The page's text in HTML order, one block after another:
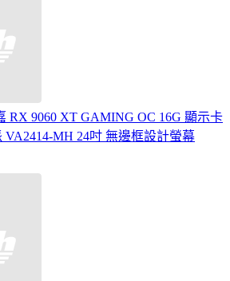
RX 9060 XT GAMING OC 16G 顯示卡
VA2414-MH 24吋 無邊框設計螢幕